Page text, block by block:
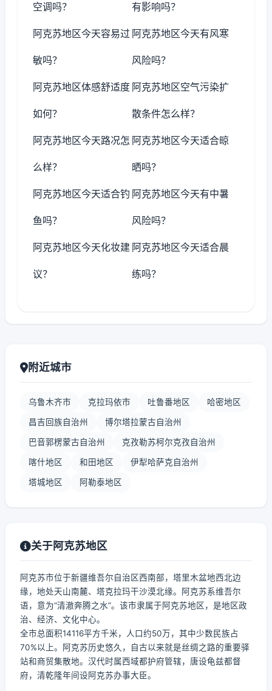
空调吗？ 有影响吗？
阿克苏地区今天容易过
敏吗？
阿克苏地区今天有风寒
风险吗？
阿克苏地区体感舒适度
如何？
阿克苏地区空气污染扩
散条件怎么样？
阿克苏地区今天路况怎
么样？
阿克苏地区今天适合晾
晒吗？
阿克苏地区今天适合钓
鱼吗？
阿克苏地区今天有中暑
风险吗？
阿克苏地区今天化妆建
议？
阿克苏地区今天适合晨
练吗？
附近城市
乌鲁木齐市 克拉玛依市 吐鲁番地区 哈密地区
昌吉回族自治州 博尔塔拉蒙古自治州
巴音郭楞蒙古自治州 克孜勒苏柯尔克孜自治州
喀什地区 和田地区 伊犁哈萨克自治州
塔城地区 阿勒泰地区
关于阿克苏地区
阿克苏市位于新疆维吾尔自治区西南部，塔里木盆地西北边
缘，地处天山南麓、塔克拉玛干沙漠北缘。阿克苏系维吾尔
语，意为“清澈奔腾之水”。该市隶属于阿克苏地区，是地区政
治、经济、文化中心。
全市总面积14116平方千米，人口约50万，其中少数民族占
70%以上。阿克苏历史悠久，自古以来就是丝绸之路的重要驿
站和商贸集散地。汉代时属西域都护府管辖，唐设龟兹都督
府，清乾隆年间设阿克苏办事大臣。